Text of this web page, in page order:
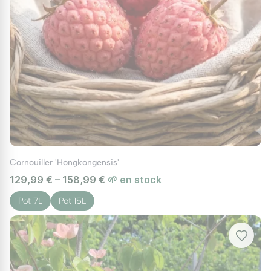
Période de Plantation
La meilleure période pour planter un
cornouiller est à l'automne ou au début du
printemps. Creusez un trou deux fois plus
large que la motte et placez l'arbuste de
manière à ce que le haut de la motte soit au
niveau du sol. Rebouchez avec un mélange de
terre et de compost, puis arrosez
abondamment.
Entretien des Cornouillers
Arrosage :Arrosez régulièrement durant les
premières années pour un bon
enracinement. Une fois établis, les
cornouillers tolèrent une certaine
Cornouiller 'Hongkongensis'
129,99 € – 158,99 € 🌱 en stock
Pot 7L Pot 15L